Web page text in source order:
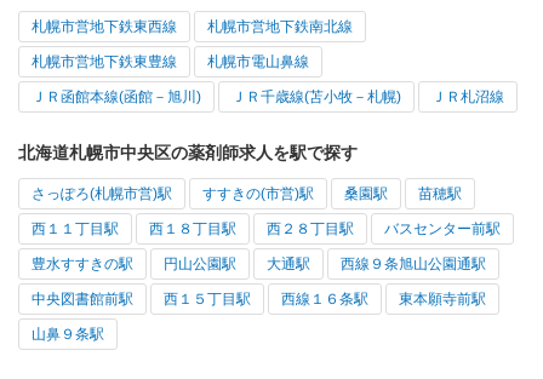
札幌市営地下鉄東西線 札幌市営地下鉄南北線
札幌市営地下鉄東豊線 札幌市電山鼻線
ＪＲ函館本線(函館－旭川) ＪＲ千歳線(苫小牧－札幌) ＪＲ札沼線
北海道札幌市中央区の薬剤師求人を駅で探す
さっぽろ(札幌市営)駅 すすきの(市営)駅 桑園駅 苗穂駅
西１１丁目駅 西１８丁目駅 西２８丁目駅 バスセンター前駅
豊水すすきの駅 円山公園駅 大通駅 西線９条旭山公園通駅
中央図書館前駅 西１５丁目駅 西線１６条駅 東本願寺前駅
山鼻９条駅